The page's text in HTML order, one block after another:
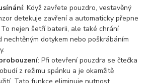
: Když zavřete pouzdro, vestavěný
detekuje zavření a automaticky přepne
nejen šetří baterii, ale také chrání
nechtěným dotykem nebo poškrábáním
: Při otevření pouzdra se čtečka
z režimu spánku a je okamžitě